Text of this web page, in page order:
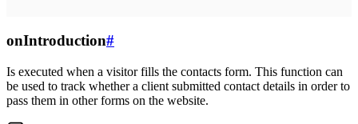
onIntroduction#
Is executed when a visitor fills the contacts form. This function can
be used to track whether a client submitted contact details in order to
pass them in other forms on the website.